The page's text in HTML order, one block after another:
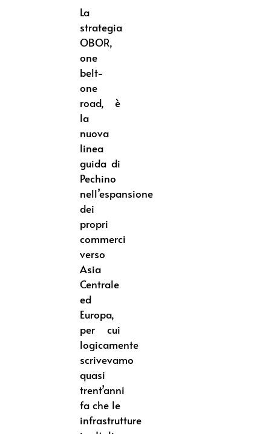
La
strategia
OBOR,
one
belt-
one
road, è
la
nuova
linea
guida di
Pechino
nell’espansione
dei
propri
commerci
verso
Asia
Centrale
ed
Europa,
per cui
logicamente
scrivevamo
quasi
trent’anni
fa che le
infrastrutture